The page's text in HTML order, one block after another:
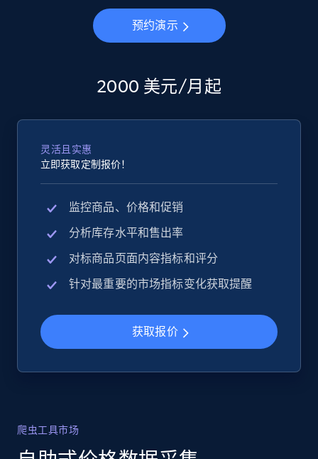
预约演示
2000 美元/月起
灵活且实惠
立即获取定制报价！
监控商品、价格和促销
分析库存水平和售出率
对标商品页面内容指标和评分
针对最重要的市场指标变化获取提醒
获取报价
爬虫工具市场